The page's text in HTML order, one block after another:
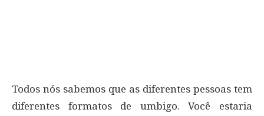
Todos nós sabemos que as diferentes pessoas tem
diferentes formatos de umbigo. Você estaria